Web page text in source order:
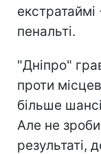
пенальті.
"Дніпро"
проти
більше
Але не
результаті,